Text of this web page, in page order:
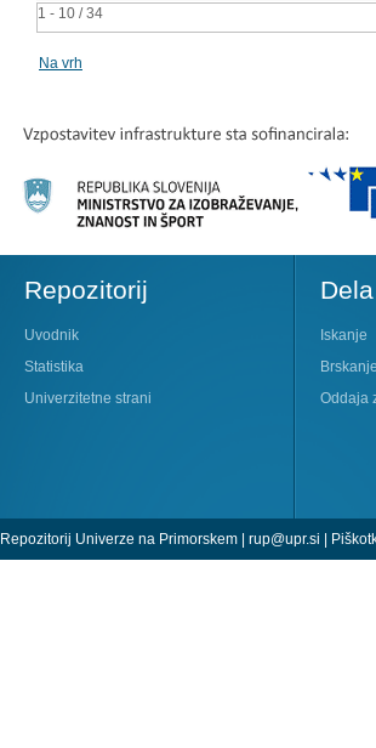
1 - 10 / 34
Na vrh
Repozitorij
Uvodnik
Statistika
Univerzitetne strani
Dela
Iskanje
Brskanje
Oddaja
Repozitorij Univerze na Primorskem | rup@upr.si |